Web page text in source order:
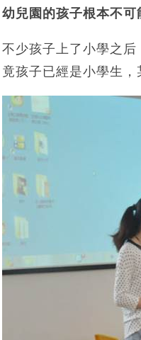
幼兒園的孩子根本不可
不少孩子上了小學之
竟孩子已經是小學生，